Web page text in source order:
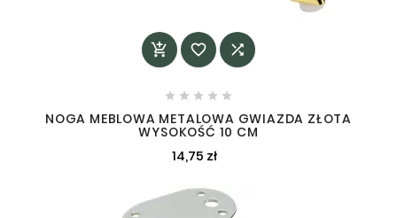
  
    
NOGA MEBLOWA METALOWA GWIAZDA ZŁOTA
WYSOKOŚĆ 10 CM
14,75 zł